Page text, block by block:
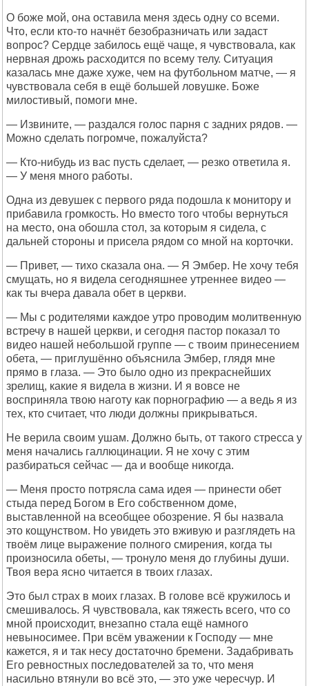
О боже мой, она оставила меня здесь одну со всеми.
Что, если кто-то начнёт безобразничать или задаст
вопрос? Сердце забилось ещё чаще, я чувствовала, как
нервная дрожь расходится по всему телу. Ситуация
казалась мне даже хуже, чем на футбольном матче, — я
чувствовала себя в ещё большей ловушке. Боже
милостивый, помоги мне.
— Извините, — раздался голос парня с задних рядов. —
Можно сделать погромче, пожалуйста?
— Кто-нибудь из вас пусть сделает, — резко ответила я.
— У меня много работы.
Одна из девушек с первого ряда подошла к монитору и
прибавила громкость. Но вместо того чтобы вернуться
на место, она обошла стол, за которым я сидела, с
дальней стороны и присела рядом со мной на корточки.
— Привет, — тихо сказала она. — Я Эмбер. Не хочу тебя
смущать, но я видела сегодняшнее утреннее видео —
как ты вчера давала обет в церкви.
— Мы с родителями каждое утро проводим молитвенную
встречу в нашей церкви, и сегодня пастор показал то
видео нашей небольшой группе — с твоим принесением
обета, — приглушённо объяснила Эмбер, глядя мне
прямо в глаза. — Это было одно из прекраснейших
зрелищ, какие я видела в жизни. И я вовсе не
восприняла твою наготу как порнографию — а ведь я из
тех, кто считает, что люди должны прикрываться.
Не верила своим ушам. Должно быть, от такого стресса у
меня начались галлюцинации. Я не хочу с этим
разбираться сейчас — да и вообще никогда.
— Меня просто потрясла сама идея — принести обет
стыда перед Богом в Его собственном доме,
выставленной на всеобщее обозрение. Я бы назвала
это кощунством. Но увидеть это вживую и разглядеть на
твоём лице выражение полного смирения, когда ты
произносила обеты, — тронуло меня до глубины души.
Твоя вера ясно читается в твоих глазах.
Это был страх в моих глазах. В голове всё кружилось и
смешивалось. Я чувствовала, как тяжесть всего, что со
мной происходит, внезапно стала ещё намного
невыносимее. При всём уважении к Господу — мне
кажется, я и так несу достаточно бремени. Задабривать
Его ревностных последователей за то, что меня
насильно втянули во всё это, — это уже чересчур. И